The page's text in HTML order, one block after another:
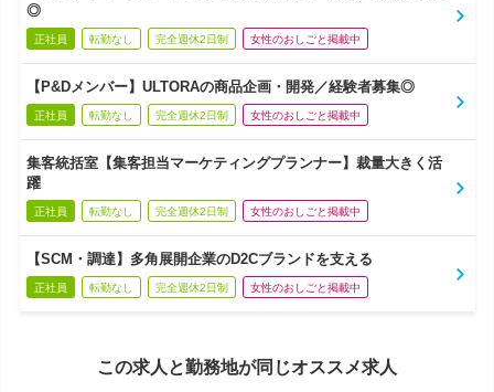
◎
正社員 転勤なし 完全週休2日制 女性のおしごと掲載中
【P&Dメンバー】ULTORAの商品企画・開発／経験者募集◎
正社員 転勤なし 完全週休2日制 女性のおしごと掲載中
集客統括室【集客担当マーケティングプランナー】裁量大きく活
躍
正社員 転勤なし 完全週休2日制 女性のおしごと掲載中
【SCM・調達】多角展開企業のD2Cブランドを支える
正社員 転勤なし 完全週休2日制 女性のおしごと掲載中
この求人と勤務地が同じオススメ求人